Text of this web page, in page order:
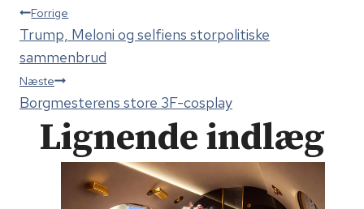
tags:
Indlægsnavigation
Forrige
Trump, Meloni og selfiens storpolitiske
sammenbrud
Næste
Borgmesterens store 3F-cosplay
Lignende indlæg